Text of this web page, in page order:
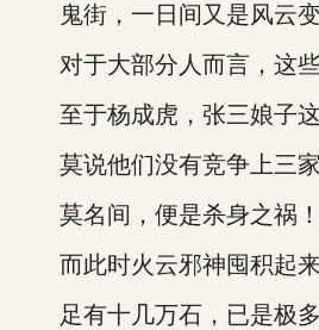
鬼街，一日间又是风云变
对于大部分人而言，这些
至于杨成虎，张三娘子这
莫说他们没有竞争上三家
莫名间，便是杀身之祸！
而此时火云邪神囤积起来
足有十几万石，已是极多